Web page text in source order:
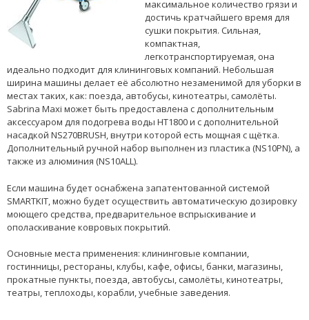
максимальное количество грязи и
достичь кратчайшего время для
сушки покрытия. Сильная,
компактная,
легкотранспортируемая, она
идеальнo подходит для клининговых компаний. Небольшая
ширина машины делает её абсолютно незаменимой для уборки в
местах таких, как: поезда, автобусы, кинотеатры, самолёты.
Sabrina Maxi может быть предоставлена с дополнительным
аксессуаром для подогрева воды HT1800 и с дополнительной
насадкой NS270BRUSH, внутри которой есть мощная с щётка.
Дополнительный ручной набор выполнен из пластика (NS10PN), а
также из алюминия (NS10ALL).
Если машина будет оснабжена запатентованной системой
SMARTKIT, можно будет осуществить автоматическую дозировку
моющего средства, предварительное вспрыскивание и
ополаскивание ковровых покрытий.
Основные места применения: клининговые компании,
гостинницы, рестораны, клубы, кафе, офисы, банки, магазины,
прокатные пункты, поезда, автобусы, самолёты, кинотеатры,
театры, теплоходы, корабли, учебные заведения.